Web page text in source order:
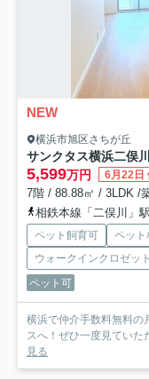
NEW
横浜市旭区さちが丘
サンクタス横浜二俣
5,599万円 6月22日
7階 / 88.88㎡ / 3LDK /
相鉄本線「二俣川」
ペット飼育可 ペット
ウォークインクロゼット
ペット可
横浜で仲介手数料無料の
スへ！ぜひ一度見ていた
見る